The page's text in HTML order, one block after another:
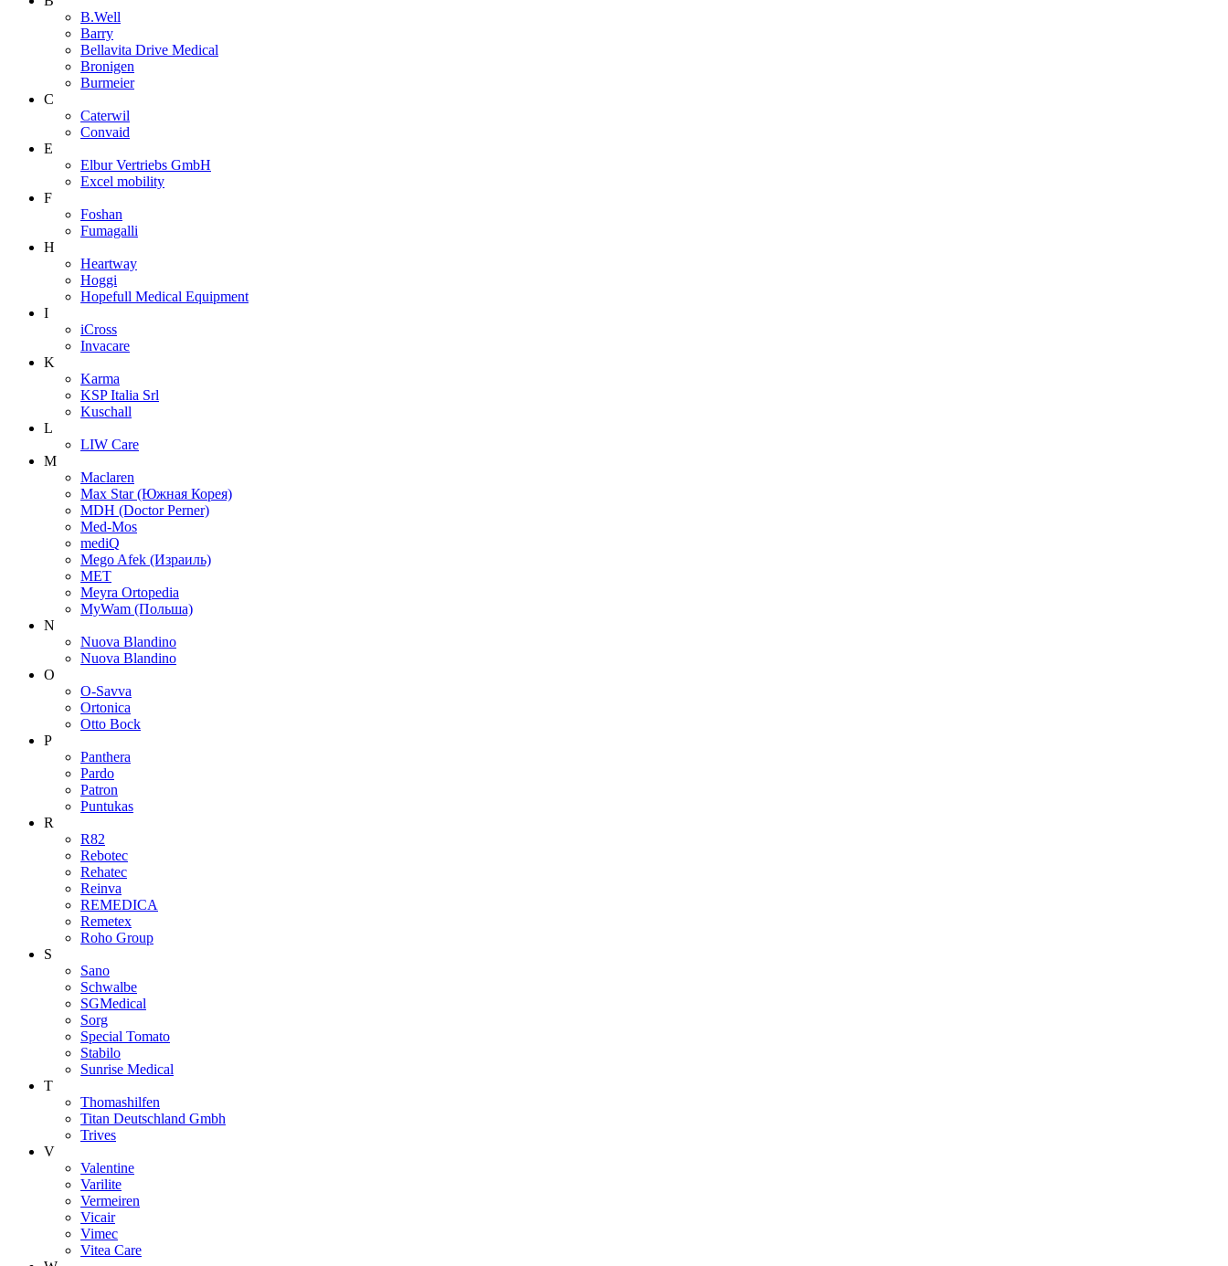
B.Well
Barry
Bellavita Drive Medical
Bronigen
Burmeier
C
Caterwil
Convaid
E
Elbur Vertriebs GmbH
Excel mobility
F
Foshan
Fumagalli
H
Heartway
Hoggi
Hopefull Medical Equipment
I
iCross
Invacare
K
Karma
KSP Italia Srl
Kuschall
L
LIW Care
M
Maclaren
Max Star (Южная Корея)
MDH (Doctor Perner)
Med-Mos
mediQ
Mego Afek (Израиль)
MET
Meyra Ortopedia
MyWam (Польша)
N
Nuova Blandino
Nuova Blandino
O
O-Savva
Ortonica
Otto Bock
P
Panthera
Pardo
Patron
Puntukas
R
R82
Rebotec
Rehatec
Reinva
REMEDICA
Remetex
Roho Group
S
Sano
Schwalbe
SGMedical
Sorg
Special Tomato
Stabilo
Sunrise Medical
T
Thomashilfen
Titan Deutschland Gmbh
Trives
V
Valentine
Varilite
Vermeiren
Vicair
Vimec
Vitea Care